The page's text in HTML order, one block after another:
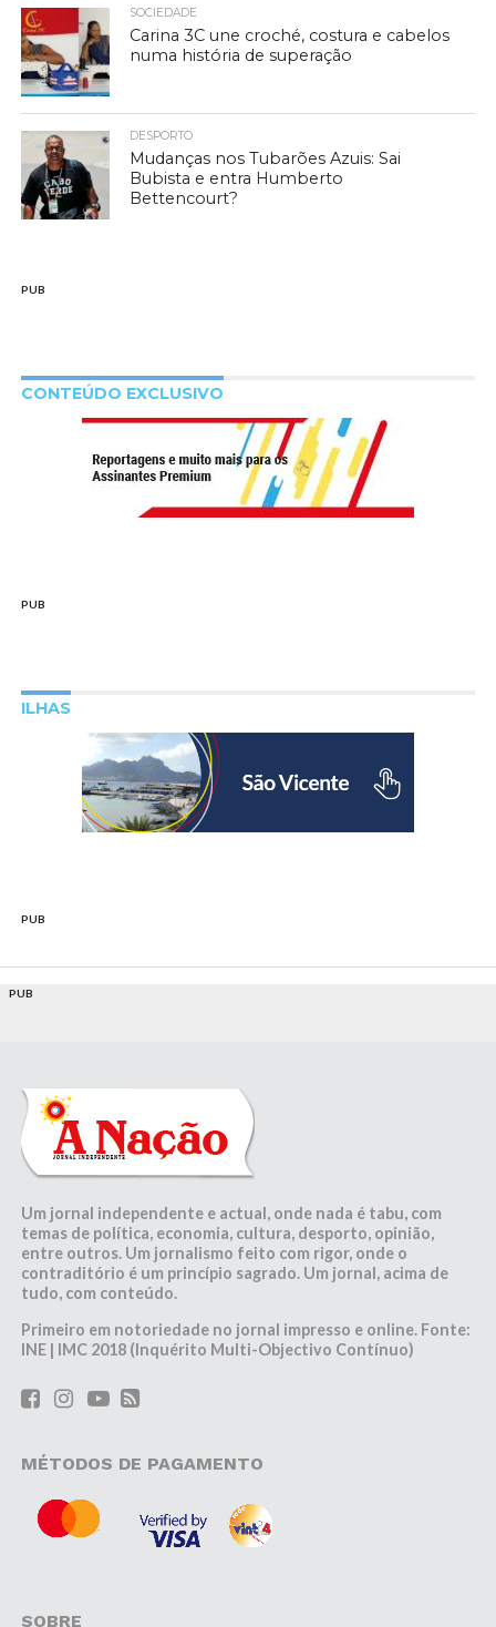
SOCIEDADE
Carina 3C une croché, costura e cabelos
numa história de superação
DESPORTO
Mudanças nos Tubarões Azuis: Sai
Bubista e entra Humberto
Bettencourt?
PUB
CONTEÚDO EXCLUSIVO
PUB
ILHAS
PUB
PUB
Um jornal independente e actual, onde nada é tabu, com
temas de política, economia, cultura, desporto, opinião,
entre outros. Um jornalismo feito com rigor, onde o
contraditório é um princípio sagrado. Um jornal, acima de
tudo, com conteúdo.
Primeiro em notoriedade no jornal impresso e online. Fonte:
INE | IMC 2018 (Inquérito Multi-Objectivo Contínuo)
MÉTODOS DE PAGAMENTO
SOBRE